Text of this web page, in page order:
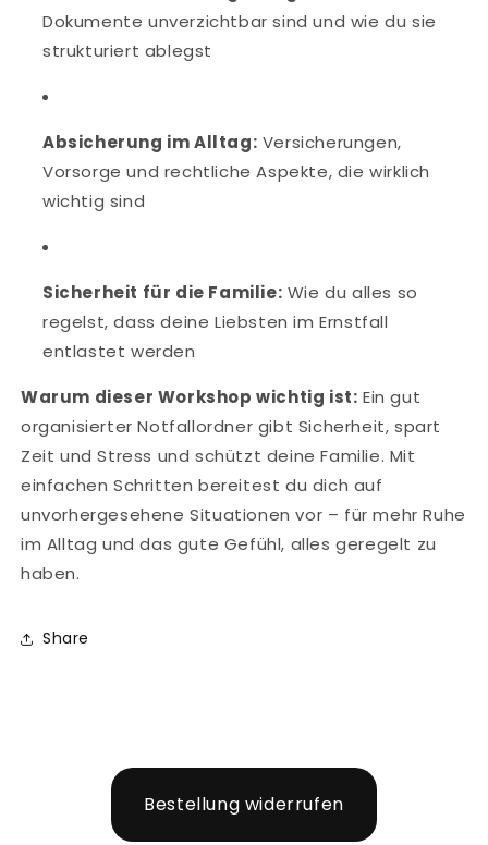
Dokumente unverzichtbar sind und wie du sie
strukturiert ablegst
Absicherung im Alltag: Versicherungen,
Vorsorge und rechtliche Aspekte, die wirklich
wichtig sind
Sicherheit für die Familie: Wie du alles so
regelst, dass deine Liebsten im Ernstfall
entlastet werden
Warum dieser Workshop wichtig ist: Ein gut
organisierter Notfallordner gibt Sicherheit, spart
Zeit und Stress und schützt deine Familie. Mit
einfachen Schritten bereitest du dich auf
unvorhergesehene Situationen vor – für mehr Ruhe
im Alltag und das gute Gefühl, alles geregelt zu
haben.
Share
Bestellung widerrufen